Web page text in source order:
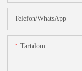
Telefon/WhatsApp
Tartalom